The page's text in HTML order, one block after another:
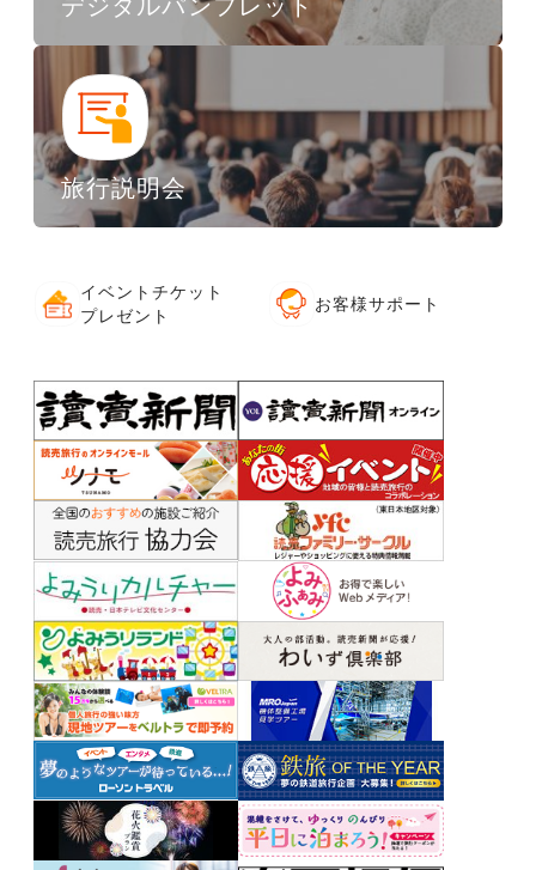
デジタルパンフレット
旅行説明会
イベントチケット
プレゼント
お客様サポート